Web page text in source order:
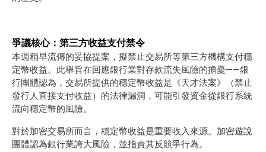
爭議核心：第三方收益支付禁令
本週稍早流傳的妥協提案，擬禁止交易所等第三方機構支付穩
定幣收益。此舉旨在回應銀行業對存款流失風險的擔憂——銀
行團體認為，交易所提供的穩定幣收益是《天才法案》（禁止
發行人直接支付收益）的法律漏洞，可能引發資金從銀行系統
流向穩定幣的風險。
對於加密交易所而言，穩定幣收益是重要收入來源。加密遊說
團體認為銀行業誇大風險，並指責其反競爭行為。